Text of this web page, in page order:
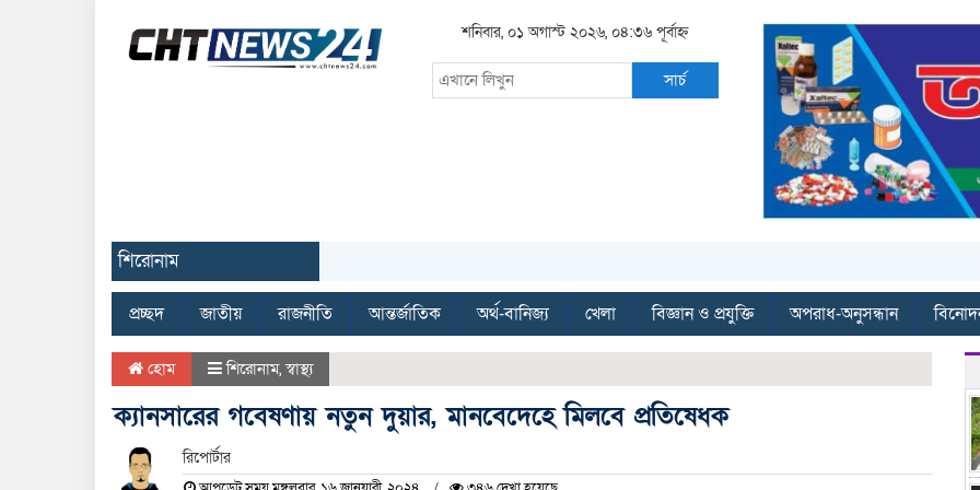
শনিবার, ০১ অগাস্ট ২০২৬, ০৪:৩৬ পূর্বাহ্ন
সার্চ
শিরোনাম
প্রচ্ছদ জাতীয় রাজনীতি আন্তর্জাতিক অর্থ-বানিজ্য খেলা বিজ্ঞান ও প্রযুক্তি অপরাধ-অনুসন্ধান
হোম শিরোনাম,স্বাস্থ্য
ক্যানসারের গবেষণায় নতুন দুয়ার, মানবেদেহে মিলবে প্রতিষেধক
রিপোর্টার